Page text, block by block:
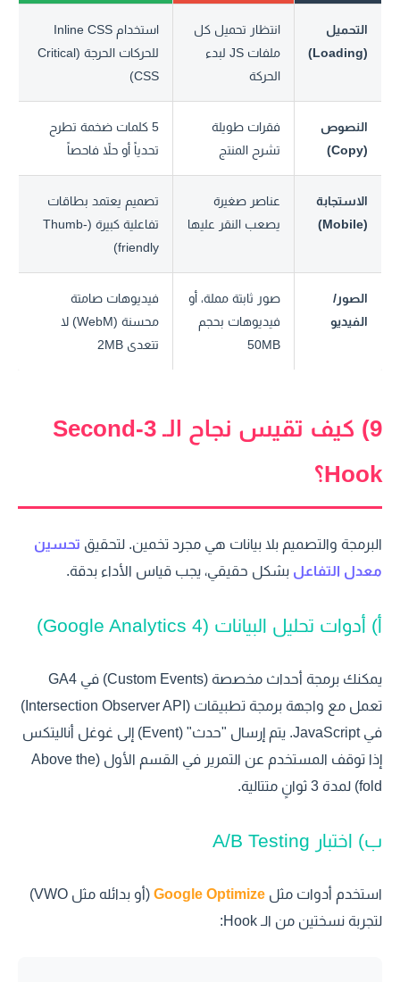
التحميل
انتظار تحميل كل
ملفات JS لبدء
الحركة
استخدام Inline CSS
للحركات الحرجة (Critical
CSS)
النصوص
فقرات طويلة
تشرح المنتج
5 كلمات ضخمة تطرح
تحدياً أو حلاً فاحصاً
الاستجابة
عناصر صغيرة
يصعب النقر عليها
تصميم يعتمد بطاقات
تفاعلية كبيرة (Thumb-
friendly)
الصور/
الفيديو
صور ثابتة مملة، أو
فيديوهات بحجم
50MB
فيديوهات صامتة
محسنة (WebM) لا
تتعدى 2MB
9) كيف تقيس نجاح الـ 3-Second
Hook؟
البرمجة والتصميم بلا بيانات هي مجرد تخمين. لتحقيقتحسين
معدل التفاعلبشكل حقيقي، يجب قياس الأداء بدقة.
أ) أدوات تحليل البيانات (Google Analytics 4)
يمكنك برمجة أحداث مخصصة (Custom Events) في GA4
تعمل مع واجهة برمجة تطبيقات (Intersection Observer API)
في JavaScript. يتم إرسال "حدث" (Event) إلى غوغل أناليتكس
إذا توقف المستخدم عن التمرير في القسم الأول (Above the
fold) لمدة 3 ثوانٍ متتالية.
ب) اختبار A/B Testing
استخدم أدوات مثلGoogle Optimize
(أو بدائله مثل VWO)
لتجربة نسختين من الـ Hook: